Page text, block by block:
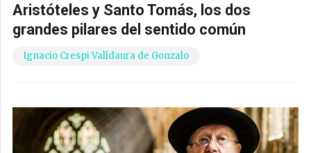
Aristóteles y Santo Tomás, los dos
grandes pilares del sentido común
Ignacio Crespi Valldaura de Gonzalo